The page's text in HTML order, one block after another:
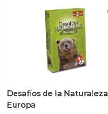
Desafíos de la Naturaleza
Europa